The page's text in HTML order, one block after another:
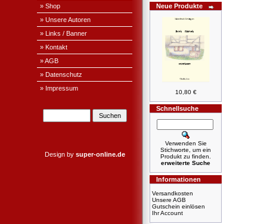
» Shop
» Unsere Autoren
» Links / Banner
» Kontakt
» AGB
» Datenschutz
» Impressum
Design by super-online.de
Neue Produkte
10,80 €
Schnellsuche
Verwenden Sie
Stichworte, um ein
Produkt zu finden.
erweiterte Suche
Informationen
Versandkosten
Unsere AGB
Gutschein einlösen
Ihr Account